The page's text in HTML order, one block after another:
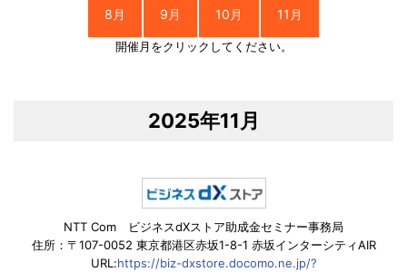
8月 9月 10月 11月
開催月をクリックしてください。
2025年11月
NTT Com ビジネスdXストア助成金セミナー事務局
住所：〒107-0052 東京都港区赤坂1-8-1 赤坂インターシティAIR
URL:https://biz-dxstore.docomo.ne.jp/?